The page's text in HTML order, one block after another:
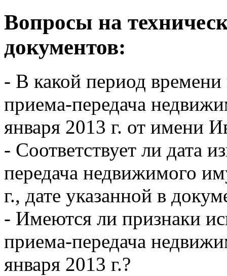
Вопросы на
документов:
- В какой период
приема-передача
января 2013 г. от имени
- Соответствует ли дата
передача недвижимого
г., дате указанной в
- Имеются ли признаки
приема-передача
января 2013 г.?